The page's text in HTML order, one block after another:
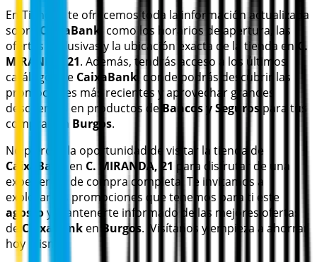
En Tiendeo te ofrecemos toda la información actualizada
sobre CaixaBank , como los horarios de apertura, las
ofertas exclusivas y la ubicación exacta de la tienda en C.
MIRANDA, 21. Además, tendrás acceso a los últimos
catálogos de CaixaBank, donde podrás descubrir las
promociones más recientes y aprovechar grandes
descuentos en productos de Bancos y Seguros para tus
compras en Burgos.
No pierdas la oportunidad de visitar la tienda de
CaixaBank
en C. MIRANDA, 21 para disfrutar de una
experiencia de compra completa. Te invitamos a
explorar las promociones que tenemos para ti este
agostoy mantenerte informado de las mejores ofertas
de CaixaBank en Burgos. ¡Visítanos y empieza a ahorrar
hoy mismo!